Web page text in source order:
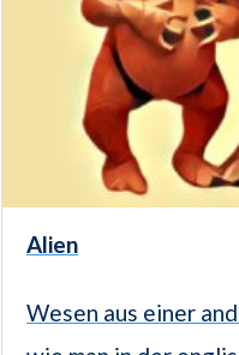
Alien
Wesen aus einer